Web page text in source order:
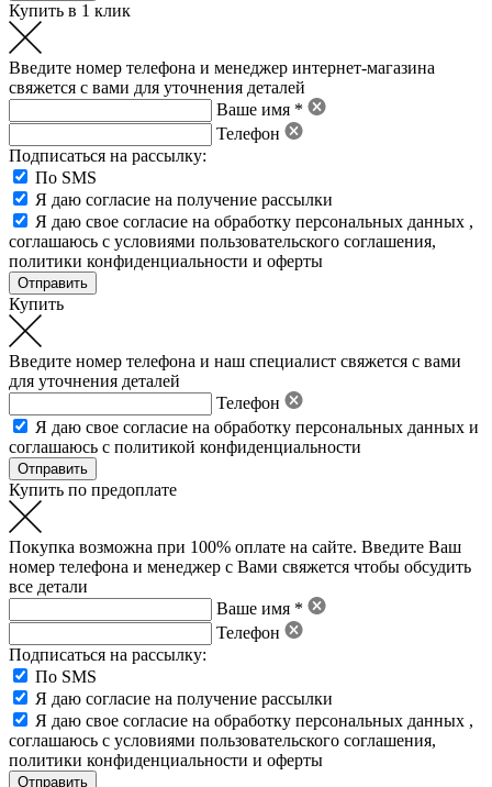
Купить в 1 клик
Введите номер телефона и менеджер интернет-магазина
свяжется с вами для уточнения деталей
Ваше имя *
Телефон
Подписаться на рассылку:
По SMS
Я даю согласие на получение рассылки
Я даю свое согласие на обработку персональных данных ,
соглашаюсь с условиями пользовательского соглашения,
политики конфиденциальности и оферты
Купить
Введите номер телефона и наш специалист свяжется с вами
для уточнения деталей
Телефон
Я даю свое согласие на обработку персональных данных и
соглашаюсь с политикой конфиденциальности
Купить по предоплате
Покупка возможна при 100% оплате на сайте. Введите Ваш
номер телефона и менеджер с Вами свяжется чтобы обсудить
все детали
Ваше имя *
Телефон
Подписаться на рассылку:
По SMS
Я даю согласие на получение рассылки
Я даю свое согласие на обработку персональных данных ,
соглашаюсь с условиями пользовательского соглашения,
политики конфиденциальности и оферты